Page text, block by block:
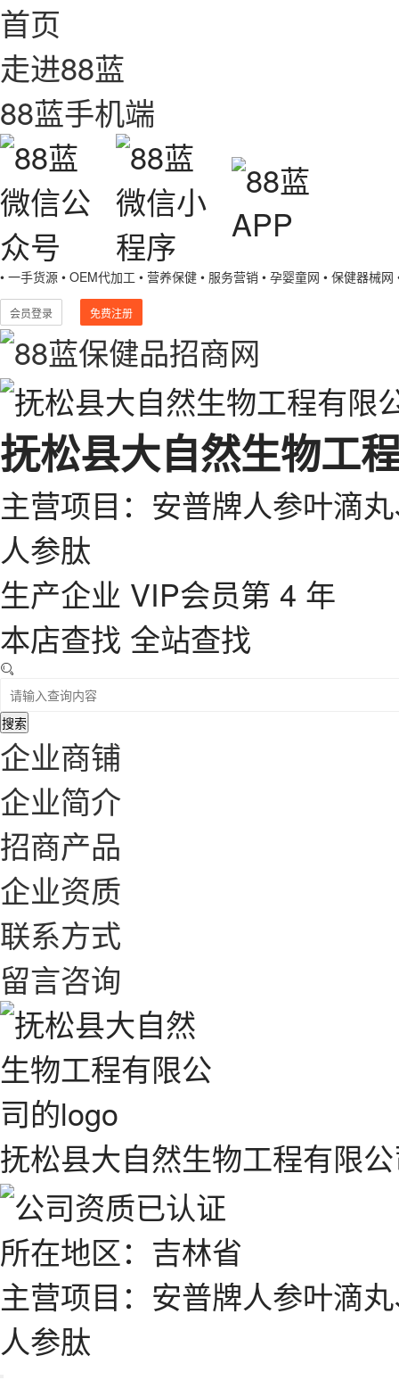
首页
走进88蓝
88蓝手机端
• 一手货源 • OEM代加工 • 营养保健 • 服务营销 • 孕婴童网 • 保健器械网
会员登录 免费注册
抚松县大自然生物工
主营项目：安普牌人参叶滴
人参肽
生产企业 VIP会员第 4 年
本店查找 全站查找
搜索
企业商铺
企业简介
招商产品
企业资质
联系方式
留言咨询
抚松县大自然生物工程有限
所在地区：吉林省
主营项目：安普牌人参叶滴
人参肽